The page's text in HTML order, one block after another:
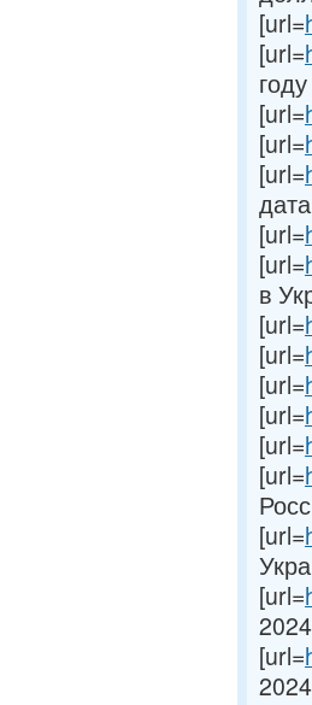
[url=
[url=
[url=
[url=
[url=
[url=
[url=
в
[url=
[url=
[url=
[url=
[url=
[url=
[url=
[url=
[url=